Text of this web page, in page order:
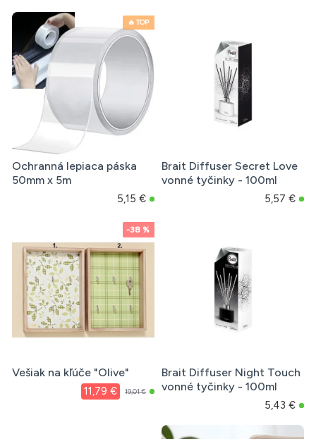
🔥 TOP
Ochranná lepiaca páska
50mm x 5m
5,15 €
Brait Diffuser Secret Love
vonné tyčinky - 100ml
5,57 €
-38 %
Vešiak na kľúče "Olive"
11,79 € 19,01 €
Brait Diffuser Night Touch
vonné tyčinky - 100ml
5,43 €